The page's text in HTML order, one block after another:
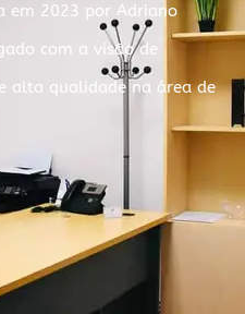
em 2023 por Adriano
com a visão de
alta qualidade na área de